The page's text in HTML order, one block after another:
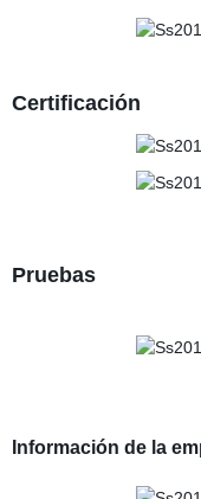
Certificación
Pruebas
Información de la